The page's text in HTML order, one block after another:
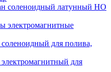
соленоидный латунный НО
электромагнитные
соленоидный для полива,
для